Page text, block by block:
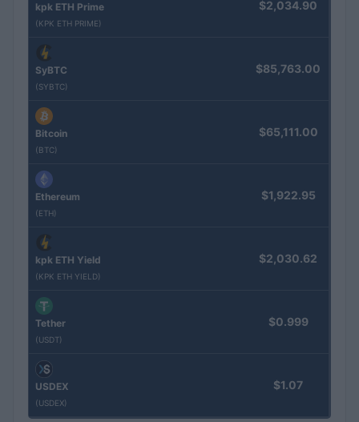
kpk ETH Prime
(KPK ETH PRIME)
$2,034.90
SyBTC
(SYBTC)
$85,763.00
Bitcoin
(BTC)
$65,111.00
Ethereum
(ETH)
$1,922.95
kpk ETH Yield
(KPK ETH YIELD)
$2,030.62
Tether
(USDT)
$0.999
USDEX
(USDEX)
$1.07